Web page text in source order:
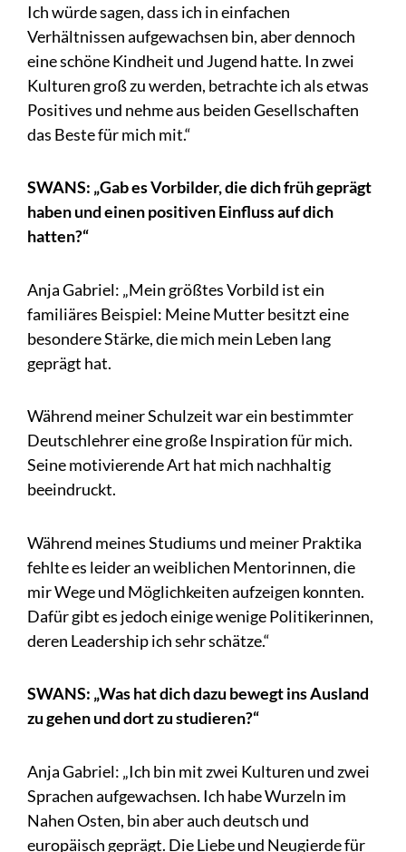
Ich würde sagen, dass ich in einfachen
Verhältnissen aufgewachsen bin, aber dennoch
eine schöne Kindheit und Jugend hatte. In zwei
Kulturen groß zu werden, betrachte ich als etwas
Positives und nehme aus beiden Gesellschaften
das Beste für mich mit.“
SWANS: „Gab es Vorbilder, die dich früh geprägt
haben und einen positiven Einfluss auf dich
hatten?“
Anja Gabriel: „Mein größtes Vorbild ist ein
familiäres Beispiel: Meine Mutter besitzt eine
besondere Stärke, die mich mein Leben lang
geprägt hat.
Während meiner Schulzeit war ein bestimmter
Deutschlehrer eine große Inspiration für mich.
Seine motivierende Art hat mich nachhaltig
beeindruckt.
Während meines Studiums und meiner Praktika
fehlte es leider an weiblichen Mentorinnen, die
mir Wege und Möglichkeiten aufzeigen konnten.
Dafür gibt es jedoch einige wenige Politikerinnen,
deren Leadership ich sehr schätze.“
SWANS: „Was hat dich dazu bewegt ins Ausland
zu gehen und dort zu studieren?“
Anja Gabriel: „Ich bin mit zwei Kulturen und zwei
Sprachen aufgewachsen. Ich habe Wurzeln im
Nahen Osten, bin aber auch deutsch und
europäisch geprägt. Die Liebe und Neugierde für